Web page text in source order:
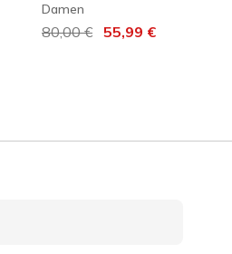
Damen
Reduziert von
80,00 € auf
55,99 €